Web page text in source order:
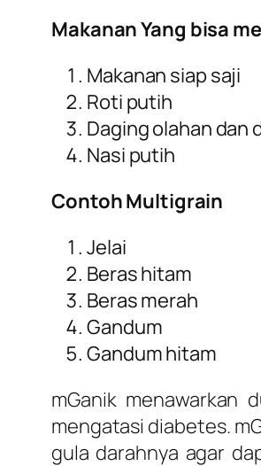
Makanan Yang bisa
Makanan siap saji
Roti putih
Daging olahan dan
Nasi putih
Contoh Multigrain
Jelai
Beras hitam
Beras merah
Gandum
Gandum hitam
mGanik menawarkan
mengatasi diabetes.
gula darahnya agar